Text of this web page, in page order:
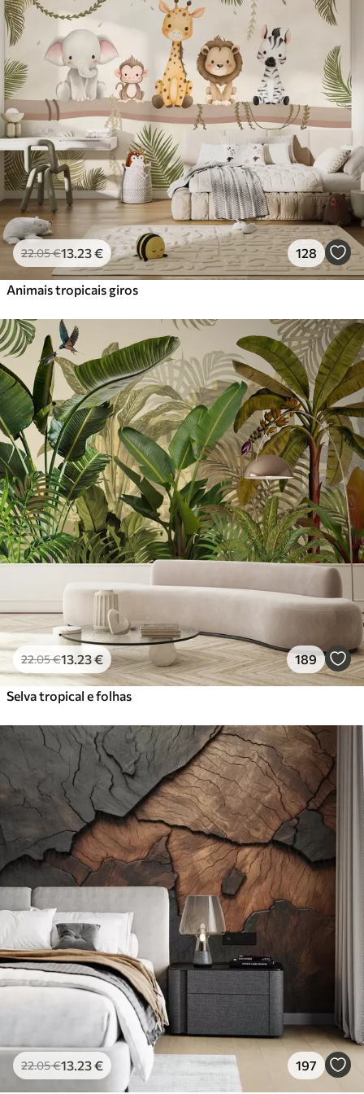
Standard
27.00 €/m²
Premium
56.6734.00€/m²
Vinil Premium
65.0039.00€/m²
Peel and Stick
81.6749.00€/m²
22.05€13 .23€ 128
Animais tropicais giros
22.05€13 .23€ 189
Selva tropical e folhas
22.05€13 .23€ 197